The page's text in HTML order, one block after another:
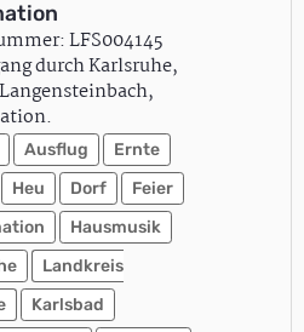
LFS004145
durch Karlsruhe,
Ausflug
Ernte
Heu Dorf
Feier
Hausmusik
Landkreis
Karlsbad